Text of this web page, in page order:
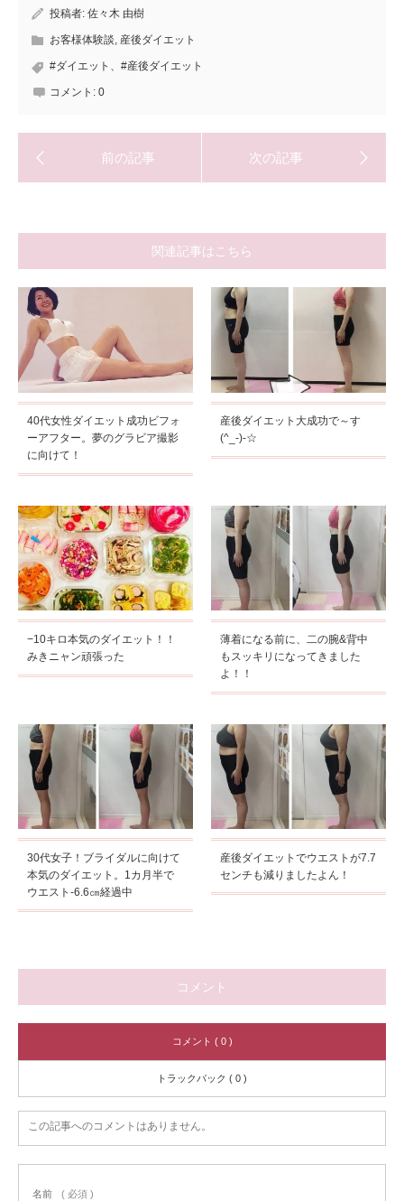
投稿者: 佐々木 由樹
お客様体験談, 産後ダイエット
#ダイエット、#産後ダイエット
コメント: 0
関連記事はこちら
40代女性ダイエット成功ビフォ
ーアフター。夢のグラビア撮影
に向けて！
産後ダイエット大成功で～す
(^_-)-☆
−10キロ本気のダイエット！！
みきニャン頑張った
薄着になる前に、二の腕&背中
もスッキリになってきました
よ！！
30代女子！ブライダルに向けて
本気のダイエット。1カ月半で
ウエスト-6.6㎝経過中
産後ダイエットでウエストが7.7
センチも減りましたよん！
コメント
コメント ( 0 )
トラックバック ( 0 )
この記事へのコメントはありません。
名前 ( 必須 )